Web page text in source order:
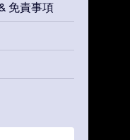
免責事項